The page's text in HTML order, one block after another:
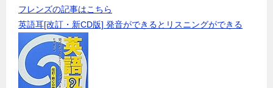
フレンズの記事はこちら
英語耳[改訂・新CD版] 発音ができるとリスニングができる